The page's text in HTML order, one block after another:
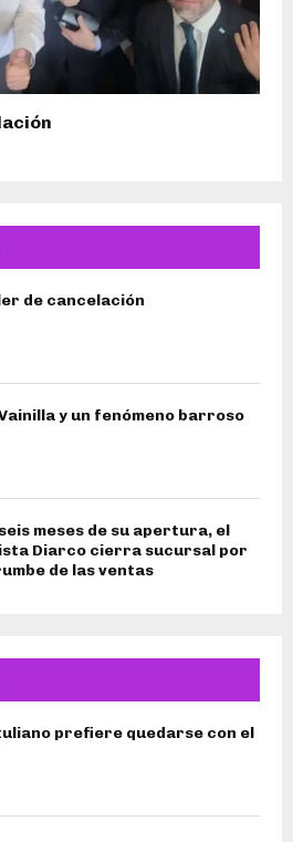
de cancelación
y un fenómeno barroso
meses de su apertura, el
Diarco cierra sucursal por
de las ventas
prefiere quedarse con el